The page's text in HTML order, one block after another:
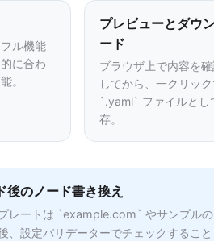
ル機能
に合わ
。
プレビューとダウ
ード
ブラウザ上で内容を
してから、一クリッ
`.yaml` ファイルとし
存。
後のノード書き換え
レートは `example.com` やサンプル
、設定バリデーターでチェックすること